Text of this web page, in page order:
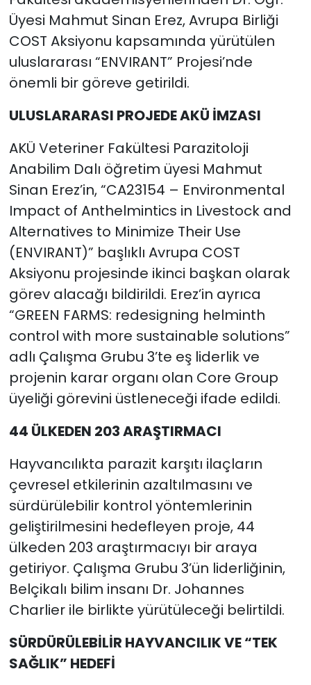
Üyesi Mahmut Sinan Erez, Avrupa Birliği
COST Aksiyonu kapsamında yürütülen
uluslararası “ENVIRANT” Projesi’nde
önemli bir göreve getirildi.
ULUSLARARASI PROJEDE AKÜ İMZASI
AKÜ Veteriner Fakültesi Parazitoloji
Anabilim Dalı öğretim üyesi Mahmut
Sinan Erez’in, “CA23154 – Environmental
Impact of Anthelmintics in Livestock and
Alternatives to Minimize Their Use
(ENVIRANT)” başlıklı Avrupa COST
Aksiyonu projesinde ikinci başkan olarak
görev alacağı bildirildi. Erez’in ayrıca
“GREEN FARMS: redesigning helminth
control with more sustainable solutions”
adlı Çalışma Grubu 3’te eş liderlik ve
projenin karar organı olan Core Group
üyeliği görevini üstleneceği ifade edildi.
44 ÜLKEDEN 203 ARAŞTIRMACI
Hayvancılıkta parazit karşıtı ilaçların
çevresel etkilerinin azaltılmasını ve
sürdürülebilir kontrol yöntemlerinin
geliştirilmesini hedefleyen proje, 44
ülkeden 203 araştırmacıyı bir araya
getiriyor. Çalışma Grubu 3’ün liderliğinin,
Belçikalı bilim insanı Dr. Johannes
Charlier ile birlikte yürütüleceği belirtildi.
SÜRDÜRÜLEBİLİR HAYVANCILIK VE “TEK
SAĞLIK” HEDEFİ